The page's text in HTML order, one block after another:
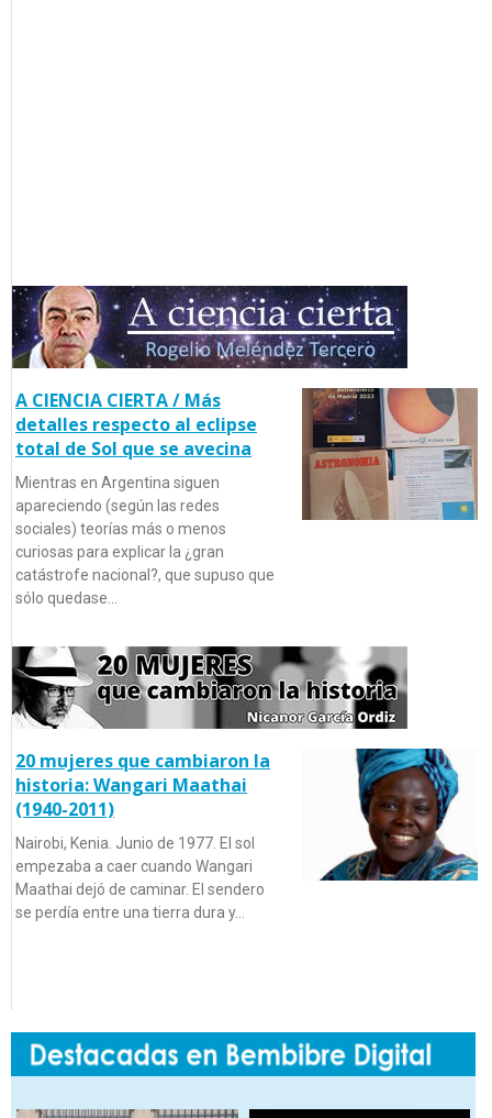
A CIENCIA CIERTA / Más
detalles respecto al eclipse
total de Sol que se avecina
Mientras en Argentina siguen
apareciendo (según las redes
sociales) teorías más o menos
curiosas para explicar la ¿gran
catástrofe nacional?, que supuso que
sólo quedase…
20 mujeres que cambiaron la
historia: Wangari Maathai
(1940-2011)
Nairobi, Kenia. Junio de 1977. El sol
empezaba a caer cuando Wangari
Maathai dejó de caminar. El sendero
se perdía entre una tierra dura y…